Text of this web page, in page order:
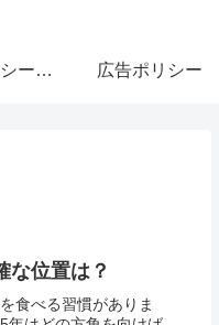
プライバシーポリシー・免責事項 広告ポリシー
な位置は？
食べる習慣がありま